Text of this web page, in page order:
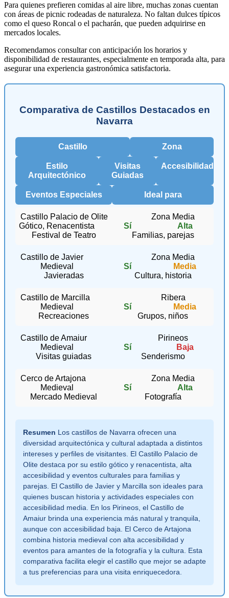
Para quienes prefieren comidas al aire libre, muchas zonas cuentan
con áreas de picnic rodeadas de naturaleza. No faltan dulces típicos
como el queso Roncal o el pacharán, que pueden adquirirse en
mercados locales.
Recomendamos consultar con anticipación los horarios y
disponibilidad de restaurantes, especialmente en temporada alta, para
asegurar una experiencia gastronómica satisfactoria.
Comparativa de Castillos Destacados en
Navarra
Castillo Zona
Estilo
Arquitectónico
Visitas
Guiadas
Accesibilidad
Eventos Especiales Ideal para
Castillo Palacio de Olite
Zona Media
Gótico, Renacentista
Sí
Alta
Festival de Teatro
Familias, parejas
Castillo de Javier
Zona Media
Medieval
Sí
Media
Javieradas
Cultura, historia
Castillo de Marcilla
Ribera
Medieval
Sí
Media
Recreaciones
Grupos, niños
Castillo de Amaiur
Pirineos
Medieval
Sí
Baja
Visitas guiadas
Senderismo
Cerco de Artajona
Zona Media
Medieval
Sí
Alta
Mercado Medieval
Fotografía
Resumen Los castillos de Navarra ofrecen una
diversidad arquitectónica y cultural adaptada a distintos
intereses y perfiles de visitantes. El Castillo Palacio de
Olite destaca por su estilo gótico y renacentista, alta
accesibilidad y eventos culturales para familias y
parejas. El Castillo de Javier y Marcilla son ideales para
quienes buscan historia y actividades especiales con
accesibilidad media. En los Pirineos, el Castillo de
Amaiur brinda una experiencia más natural y tranquila,
aunque con accesibilidad baja. El Cerco de Artajona
combina historia medieval con alta accesibilidad y
eventos para amantes de la fotografía y la cultura. Esta
comparativa facilita elegir el castillo que mejor se adapte
a tus preferencias para una visita enriquecedora.